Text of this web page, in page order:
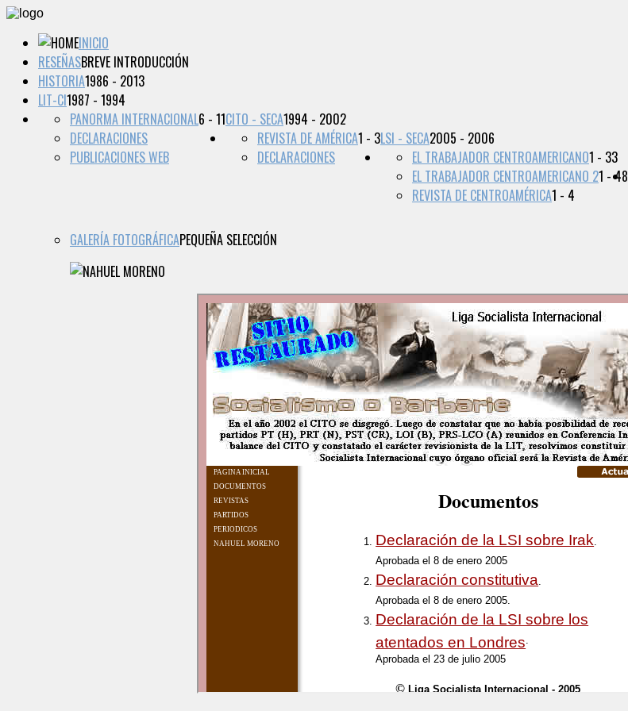
INICIO
RESEÑASBREVE INTRODUCCIÓN
HISTORIA1986 - 2013
LIT-CI1987 - 1994
CITO - SECA1994 - 2002
PANORMA INTERNACIONAL6 - 11
DECLARACIONES
PUBLICACIONES WEB
LSI - SECA2005 - 2006
REVISTA DE AMÉRICA1 - 3
DECLARACIONES
EL TRABAJADOR CENTROAMERICANO1 - 33
EL TRABAJADOR CENTROAMERICANO 21 - 48
REVISTA DE CENTROAMÉRICA1 - 4
GALERÍA FOTOGRÁFICAPEQUEÑA SELECCIÓN